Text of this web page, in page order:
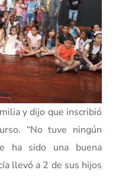
y dijo que inscribió
“No tuve ningún
ha sido una buena
llevó a 2 de sus hijos